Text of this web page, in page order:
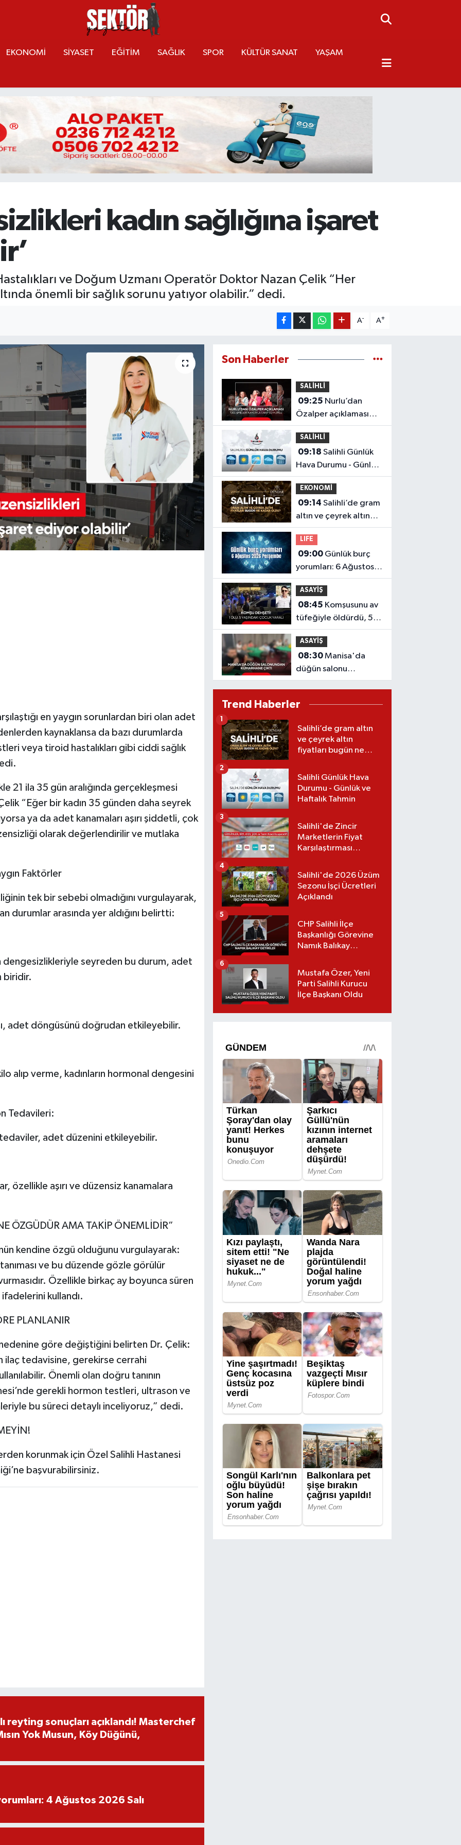
EKONOMİ SİYASET EĞİTİM SAĞLIK SPOR KÜLTÜR SANAT YAŞAM
kadın sağlığına işaret
ve Doğum Uzmanı Operatör Doktor Nazan Çelik “Her
önemli bir sağlık sorunu yatıyor olabilir.” dedi.
A- A+
en yaygın sorunlardan biri olan adet
kaynaklansa da bazı durumlarda
veya tiroid hastalıkları gibi ciddi sağlık
21 ila 35 gün aralığında gerçekleşmesi
“Eğer bir kadın 35 günden daha seyrek
ya da adet kanamaları aşırı şiddetli, çok
olarak değerlendirilir ve mutlaka
Faktörler
tek bir sebebi olmadığını vurgulayarak,
durumlar arasında yer aldığını belirtti:
seyreden bu durum, adet
biridir.
adet döngüsünü doğrudan etkileyebilir.
alıp verme, kadınların hormonal dengesini
Tedavileri:
adet düzenini etkileyebilir.
özellikle aşırı ve düzensiz kanamalara
ÖZGÜDÜR AMA TAKİP ÖNEMLİDİR”
kendine özgü olduğunu vurgulayarak:
ve bu düzende gözle görülür
Özellikle birkaç ay boyunca süren
kullandı.
PLANLANIR
göre değiştiğini belirten Dr. Çelik:
ilaç tedavisine, gerekirse cerrahi
Önemli olan doğru tanının
gerekli hormon testleri, ultrason ve
bu süreci detaylı inceliyoruz,” dedi.
korunmak için Özel Salihli Hastanesi
başvurabilirsiniz.
reyting sonuçları açıklandı! Masterchef
Yok Musun, Köy Düğünü,
4 Ağustos 2026 Salı
Son Haberler
SALİHLİ
09:25
Özalper açıklaması
‘Adalet en kısa sürede
tecelli etmeli’
SALİHLİ
09:18 Salihli Günlük
Hava Durumu - Günlük
ve Haftalık Tahmin
EKONOMİ
09:14 Salihli’de gram
altın ve çeyrek altın
fiyatları bugün ne
kadar oldu?
(06.08.2026)
LIFE
09:00
yorumları: 6 Ağustos
2026 Perşembe
ASAYİŞ
08:45
tüfeğiyle öldürdü, 5
yaşındaki çocuğu
yaraladı
ASAYİŞ
08:30Manisa'da
düğün salonu
görünümlü
Trend Haberler
Salihli’de gram altın
ve çeyrek altın
fiyatları bugün ne
(05.08.2026)
1
Salihli Günlük Hava
Durumu - Günlük ve
Haftalık Tahmin
2
Salihli'de Zincir
Marketlerin Fiyat
Karşılaştırması
3
Salihli'de 2026 Üzüm
Sezonu İşçi Ücretleri
Açıklandı
4
CHP Salihli İlçe
Başkanlığı Görevine
Namık Balıkay
5
Mustafa Özer, Yeni
Parti Salihli Kurucu
İlçe Başkanı Oldu
6